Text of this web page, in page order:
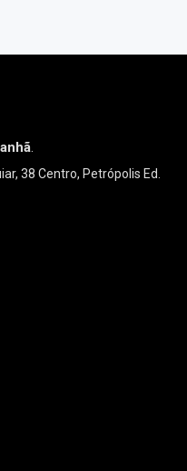
.
38 Centro, Petrópolis Ed.